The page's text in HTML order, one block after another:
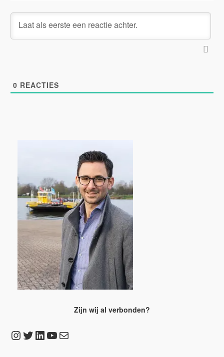
0 REACTIES
Zijn wij al verbonden?
Instagram
Twitter
LinkedIn
YouTube
E-mail